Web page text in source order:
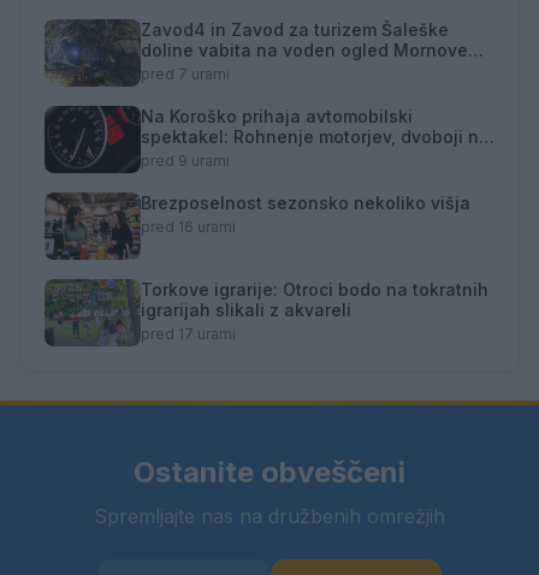
Zavod4 in Zavod za turizem Šaleške
doline vabita na voden ogled Mornove
zijalke
pred 7 urami
Na Koroško prihaja avtomobilski
spektakel: Rohnenje motorjev, dvoboji na
progah in atraktivni Car Meet
pred 9 urami
Brezposelnost sezonsko nekoliko višja
pred 16 urami
Torkove igrarije: Otroci bodo na tokratnih
igrarijah slikali z akvareli
pred 17 urami
Ostanite obveščeni
Spremljajte nas na družbenih omrežjih